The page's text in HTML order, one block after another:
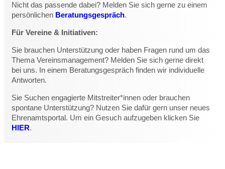
Nicht das passende dabei? Melden Sie sich gerne zu einem
persönlichen Beratungsgespräch.
Für Vereine & Initiativen:
Sie brauchen Unterstützung oder haben Fragen rund um das
Thema Vereinsmanagement? Melden Sie sich gerne direkt
bei uns. In einem Beratungsgespräch finden wir individuelle
Antworten.
Sie Suchen engagierte Mitstreiter*innen oder brauchen
spontane Unterstützung? Nutzen Sie dafür gern unser neues
Ehrenamtsportal. Um ein Gesuch aufzugeben klicken Sie
HIER.